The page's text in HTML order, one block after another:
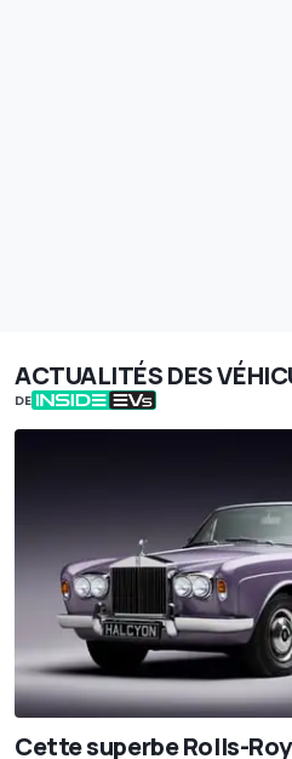
ACTUALITÉS DES
DE
Cette superbe Rolls-